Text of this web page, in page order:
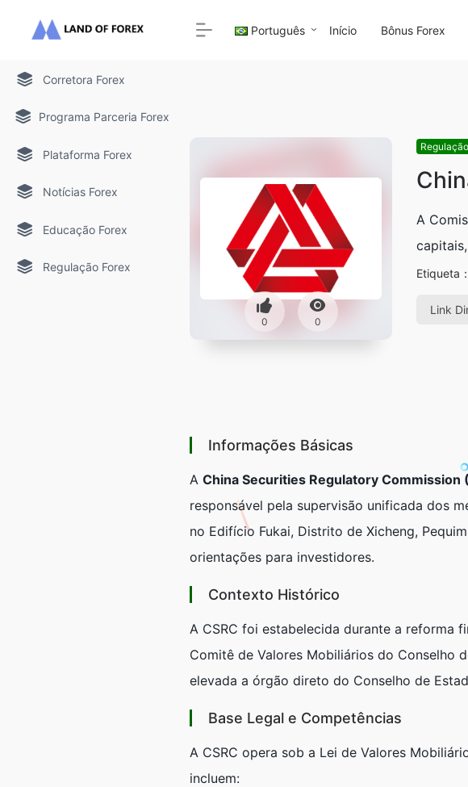
Corretora Forex
Programa Parceria Forex
Plataforma Forex
Notícias Forex
Educação Forex
Regulação Forex
Português Início Bônus Forex
0 0
A
Etiqueta：
Link
Informações Básicas
A China Securities Regulatory Commission
responsável pela supervisão unificada dos
no Edifício Fukai, Distrito de Xicheng,
orientações para investidores.
Contexto Histórico
A CSRC foi estabelecida durante a reforma
Comitê de Valores Mobiliários do Conselho
elevada a órgão direto do Conselho de
Base Legal e Competências
A CSRC opera sob a Lei de Valores
incluem: